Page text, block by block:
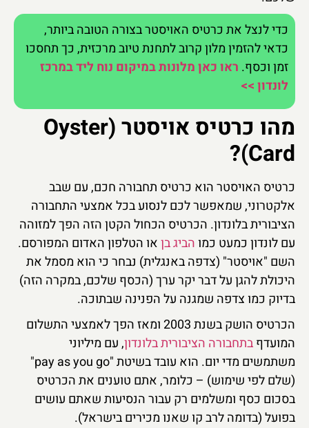
כדי לנצל את כרטיס האויסטר בצורה הטובה ביותר,
כדאי להזמין מלון קרוב לתחנת טיוב מרכזית, כך תחסכו
זמן וכסף. ראו כאן מלונות במיקום נוח ליד במרכז
לונדון >>
מהו כרטיס אויסטר (Oyster
Card)?
כרטיס האויסטר הוא כרטיס תחבורה חכם, עם שבב
אלקטרוני, שמאפשר לכם לנסוע בכל אמצעי התחבורה
הציבורית בלונדון. הכרטיס הכחול הקטן הזה הפך למזוהה
עם לונדון כמעט כמוהביג בןאו הטלפון האדום המפורסם.
השם "אויסטר" (צדפה באנגלית) נבחר כי הוא מסמל את
היכולת להגן על דבר יקר ערך (הכסף שלכם, במקרה הזה)
בדיוק כמו צדפה שמגנה על הפנינה שבתוכה.
הכרטיס הושק בשנת 2003 ומאז הפך לאמצעי התשלום
המועדףבתחבורה הציבורית בלונדון, עם מיליוני
משתמשים מדי יום. הוא עובד בשיטת "pay as you go"
(שלם לפי שימוש) – כלומר, אתם טוענים את הכרטיס
בסכום כסף ומשלמים רק עבור הנסיעות שאתם עושים
בפועל (בדומה לרב קו שאנו מכירים בישראל).